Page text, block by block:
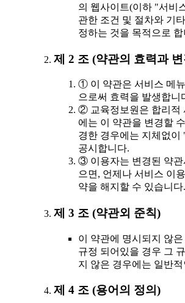
의 웹사이트(이하 "서비
관한 조건 및 절차와 기
정하는 것을 목적으로 합
제 2 조 (약관의 효력과
① 이 약관은 서비스 메
으로써 효력을 발생합니
② 교육정보원은 합리적
에는 이 약관을 변경할
경한 경우에는 지체없이
공시합니다.
③ 이용자는 변경된 약관
으면, 언제나 서비스 이
약을 해지할 수 있습니다.
제 3 조 (약관외 준칙)
이 약관에 명시되지 않
규정 되어있을 경우 그
지 않은 경우에는 일반
제 4 조 (용어의 정의)